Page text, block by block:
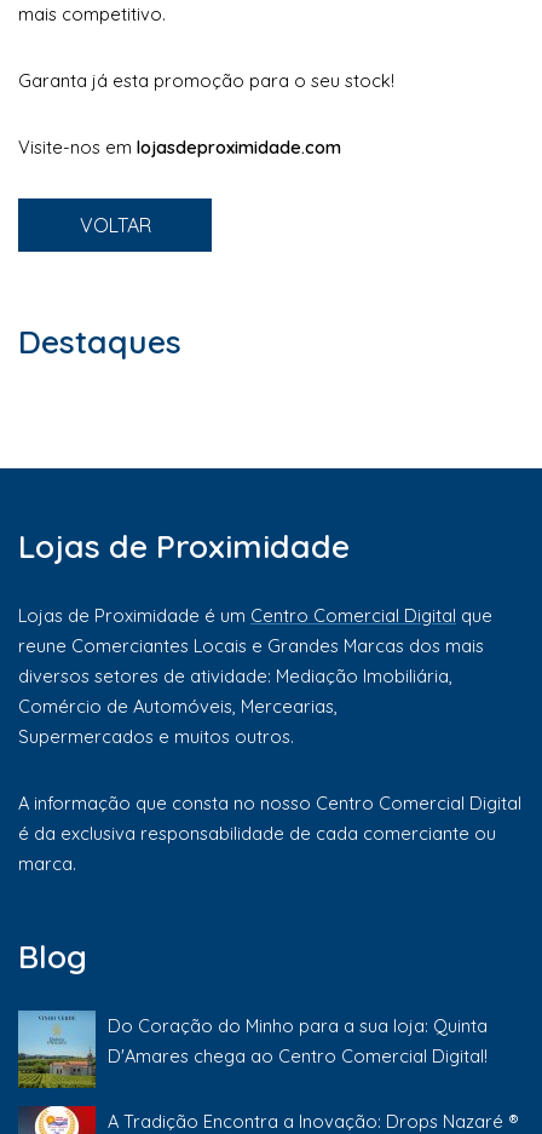
mais competitivo.
Garanta já esta promoção para o seu stock!
Visite-nos em lojasdeproximidade.com
VOLTAR
Destaques
Lojas de Proximidade
Lojas de Proximidade é um Centro Comercial Digital que
reune Comerciantes Locais e Grandes Marcas dos mais
diversos setores de atividade: Mediação Imobiliária,
Comércio de Automóveis, Mercearias,
Supermercados e muitos outros.
A informação que consta no nosso Centro Comercial Digital
é da exclusiva responsabilidade de cada comerciante ou
marca.
Blog
Do Coração do Minho para a sua loja: Quinta
D'Amares chega ao Centro Comercial Digital!
A Tradição Encontra a Inovação: Drops Nazaré ®